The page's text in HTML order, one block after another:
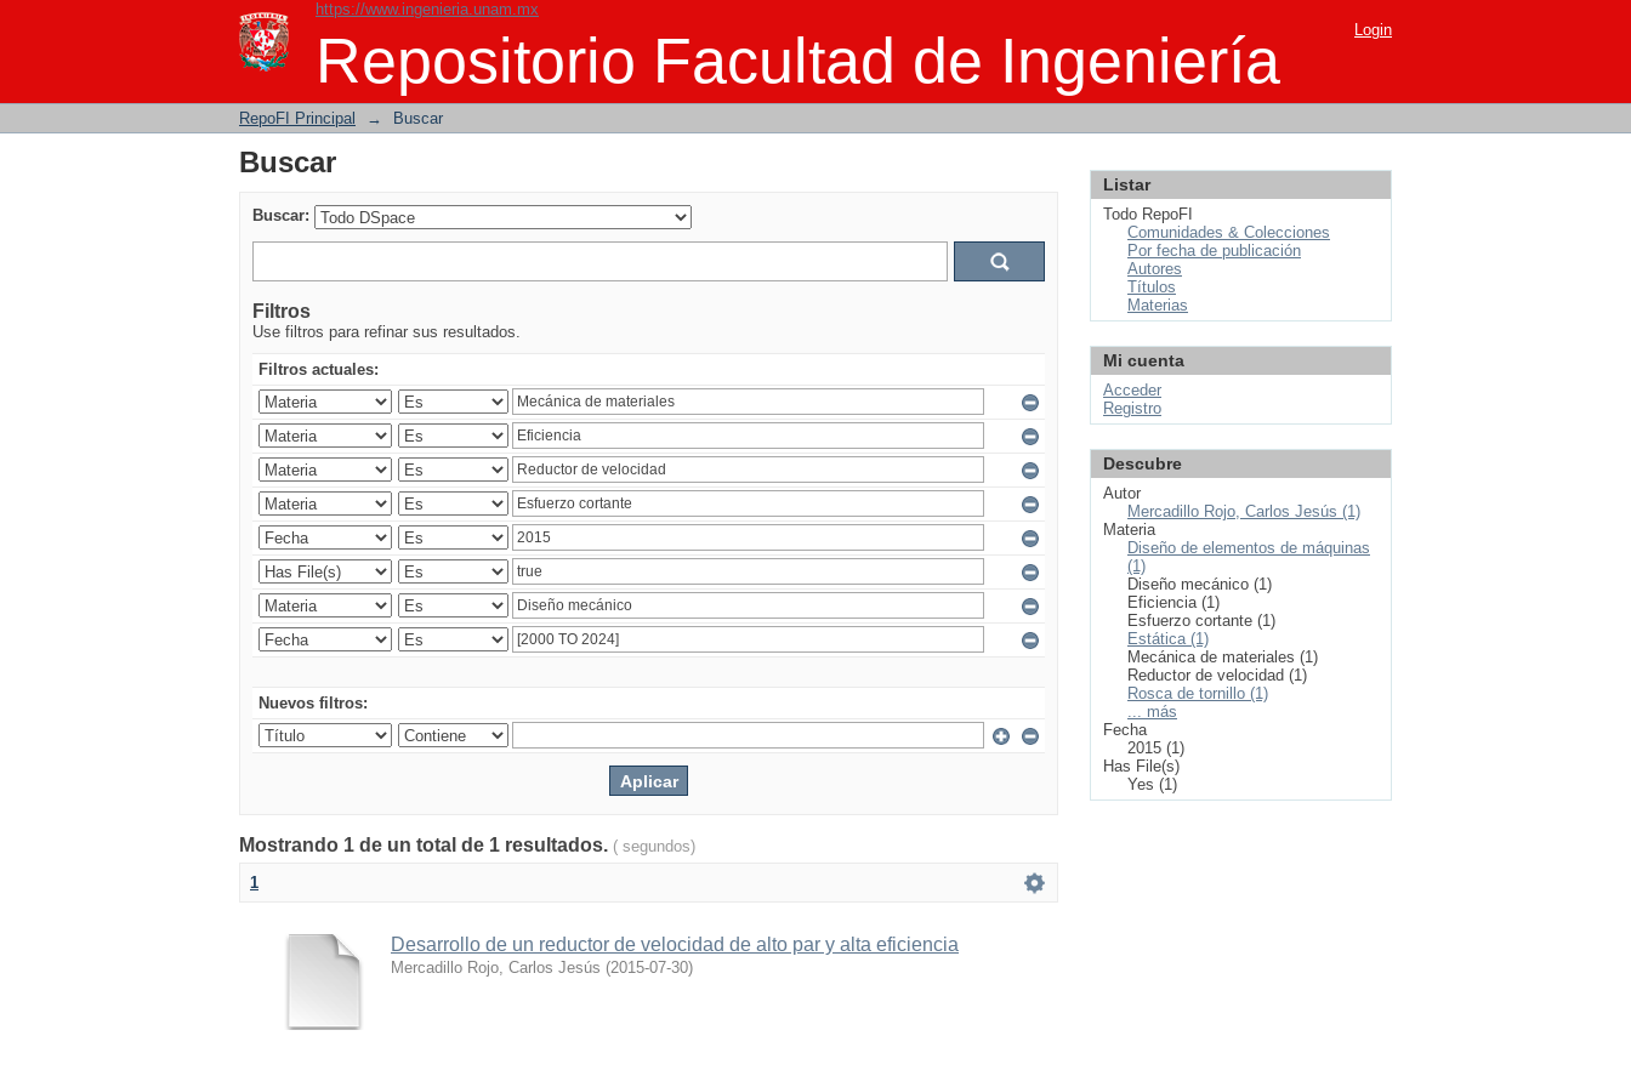
https://www.ingenieria.unam.mx
Repositorio Facultad de Ingeniería
Buscar Login
RepoFI Principal → Buscar
Buscar
Buscar:
Filtros
Use filtros para refinar sus resultados.
Filtros actuales:
Nuevos filtros:
Mostrando 1 de un total de 1 resultados. ( segundos)
1
Desarrollo de un reductor de velocidad de alto par y alta eficiencia
Mercadillo Rojo, Carlos Jesús (2015-07-30)
Listar
Todo RepoFI
Comunidades & Colecciones
Por fecha de publicación
Autores
Títulos
Materias
Mi cuenta
Acceder
Registro
Descubre
Autor
Mercadillo Rojo, Carlos Jesús (1)
Materia
Diseño de elementos de máquinas
(1)
Diseño mecánico (1)
Eficiencia (1)
Esfuerzo cortante (1)
Estática (1)
Mecánica de materiales (1)
Reductor de velocidad (1)
Rosca de tornillo (1)
... más
Fecha
2015 (1)
Has File(s)
Yes (1)